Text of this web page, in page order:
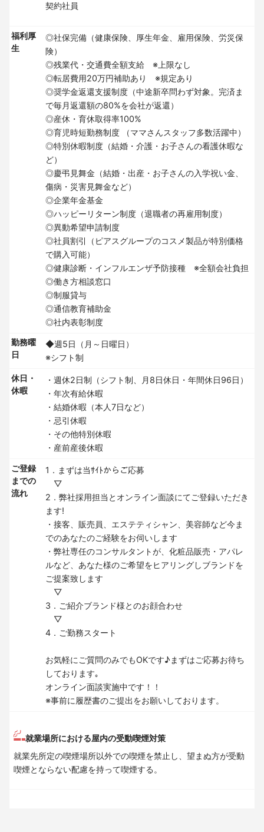
契約社員
福利厚
生
◎社保完備（健康保険、厚生年金、雇用保険、労災保
険）
◎残業代・交通費全額支給 ※上限なし
◎転居費用20万円補助あり ※規定あり
◎奨学金返還支援制度（中途新卒問わず対象。完済ま
で毎月返還額の80%を会社が返還）
◎産休・育休取得率100%
◎育児時短勤務制度 （ママさんスタッフ多数活躍中）
◎特別休暇制度（結婚・介護・お子さんの看護休暇な
ど）
◎慶弔見舞金（結婚・出産・お子さんの入学祝い金、
傷病・災害見舞金など）
◎企業年金基金
◎ハッピーリターン制度（退職者の再雇用制度）
◎異動希望申請制度
◎社員割引（ピアスグループのコスメ製品が特別価格
で購入可能）
◎健康診断・インフルエンザ予防接種 ※全額会社負担
◎働き方相談窓口
◎制服貸与
◎通信教育補助金
◎社内表彰制度
勤務曜
日
◆週5日（月～日曜日）
※シフト制
休日・
休暇
・週休2日制（シフト制、月8日休日・年間休日96日）
・年次有給休暇
・結婚休暇（本人7日など）
・忌引休暇
・その他特別休暇
・産前産後休暇
ご登録
までの
流れ
1．まずは当ｻｲﾄからご応募
▽
2．弊社採用担当とオンライン面談にてご登録いただき
ます!
・接客、販売員、エステティシャン、美容師など今ま
でのあなたのご経験をお伺いします
・弊社専任のコンサルタントが、化粧品販売・アパレ
ルなど、あなた様のご希望をヒアリングしブランドを
ご提案致します
▽
3．ご紹介ブランド様とのお顔合わせ
▽
4．ご勤務スタート
お気軽にご質問のみでもOKです♪まずはご応募お待ち
しております｡
オンライン面談実施中です！！
※事前に履歴書のご提出をお願いしております。
就業場所における屋内の受動喫煙対策
就業先所定の喫煙場所以外での喫煙を禁止し、望まぬ方が受動
喫煙とならない配慮を持って喫煙する。